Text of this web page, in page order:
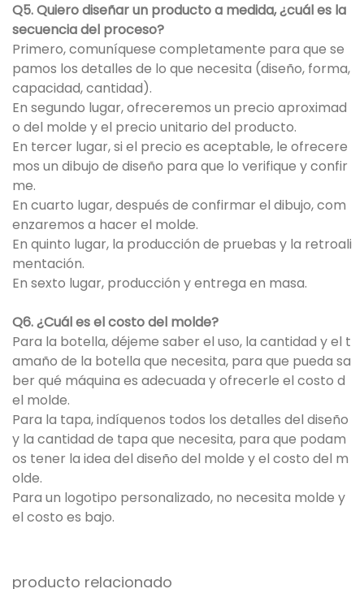
Q5. Quiero diseñar un producto a medida, ¿cuál es la
secuencia del proceso?
Primero, comuníquese completamente para que se
pamos los detalles de lo que necesita (diseño, forma,
capacidad, cantidad).
En segundo lugar, ofreceremos un precio aproximad
o del molde y el precio unitario del producto.
En tercer lugar, si el precio es aceptable, le ofrecere
mos un dibujo de diseño para que lo verifique y confir
me.
En cuarto lugar, después de confirmar el dibujo, com
enzaremos a hacer el molde.
En quinto lugar, la producción de pruebas y la retroali
mentación.
En sexto lugar, producción y entrega en masa.
Q6. ¿Cuál es el costo del molde?
Para la botella, déjeme saber el uso, la cantidad y el t
amaño de la botella que necesita, para que pueda sa
ber qué máquina es adecuada y ofrecerle el costo d
el molde.
Para la tapa, indíquenos todos los detalles del diseño
y la cantidad de tapa que necesita, para que podam
os tener la idea del diseño del molde y el costo del m
olde.
Para un logotipo personalizado, no necesita molde y
el costo es bajo.
producto relacionado